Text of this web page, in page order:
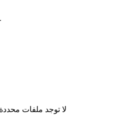
اضغط على Ctrl+D لوضع إشارة مرجعية.
لا توجد ملفات محددة (حتى 10 ملفات، بحد